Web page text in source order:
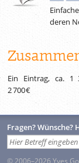
deren
Ein Eintrag, ca. 1
2 700 €
Fragen? Wünsche?
© 2006–2026 Yves